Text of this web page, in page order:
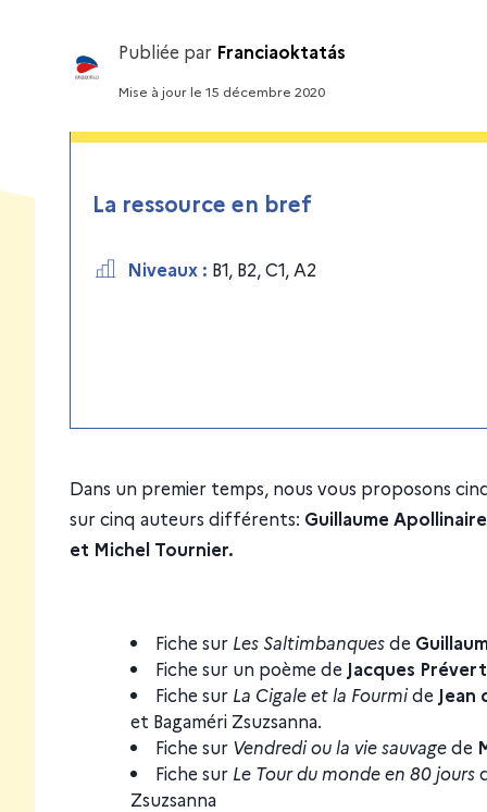
Publiée par Franciaoktatás
Mise à jourle 15 décembre 2020
La ressource en bref
Niveaux : B1, B2,C1, A2
Dans un premier temps, nous vous proposons
sur cinq auteurs différents: Guillaume
et Michel Tournier.
Fiche sur Les Saltimbanquesde
Fiche sur un poème de Jacques Prévert
Fiche sur La Cigale et la Fourmide Jean
et Bagaméri Zsuzsanna.
Fiche sur Vendredi ou la vie sauvagede
Fiche sur Le Tour du monde en 80 jours
Zsuzsanna